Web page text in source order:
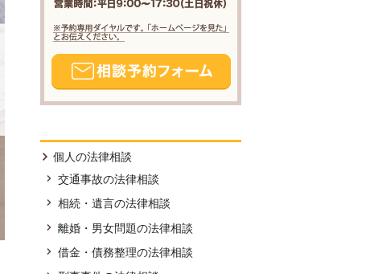
個人の法律相談
交通事故の法律相談
相続・遺言の法律相談
離婚・男女問題の法律相談
借金・債務整理の法律相談